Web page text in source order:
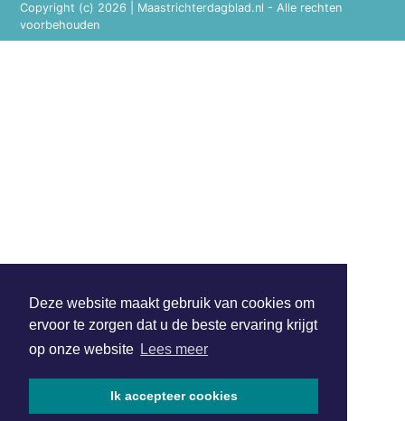
Deze website maakt gebruik van cookies om
ervoor te zorgen dat u de beste ervaring krijgt
op onze website Lees meer
Ik accepteer cookies
Copyright (c) 2026 | Maastrichterdagblad.nl - Alle rechten
voorbehouden